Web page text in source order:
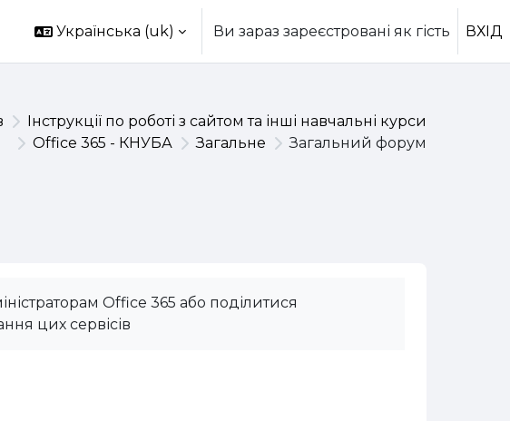
Українська ‎(uk)‎ Ви зараз зареєстровані як гість ВХІД
Інструкції по роботі з сайтом та інші навчальні курси
Office 365 - КНУБА
Загальне Загальний форум
Office 365 або поділитися
цих сервісів
форумах
форумах